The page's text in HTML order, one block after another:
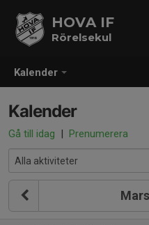
Kalender
HOVA IF
Rörelsekul
Kalender
Gå till idag | Prenumerera